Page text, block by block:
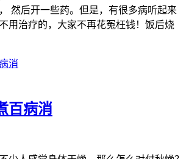
然后开一些药。但是，有很多病听起来
用治疗的，大家不再花冤枉钱！饭后烧
百病消